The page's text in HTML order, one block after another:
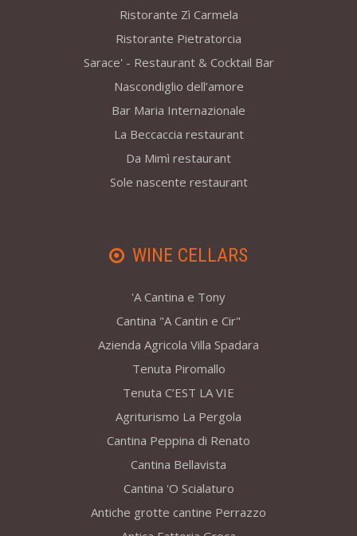
Ristorante Zì Carmela
Ristorante Pietratorcia
Sarace' - Restaurant & Cocktail Bar
Nascondiglio dell’amore
Bar Maria Internazionale
La Beccaccia restaurant
Da Mimì restaurant
Sole nascente restaurant
WINE CELLARS
'A Cantina e Tony
Cantina "A Cantin e Cir"
Azienda Agricola Villa Spadara
Tenuta Piromallo
Tenuta C’EST LA VIE
Agriturismo La Pergola
Cantina Peppina di Renato
Cantina Bellavista
Cantina 'O Scialaturo
Antiche grotte cantine Perrazzo